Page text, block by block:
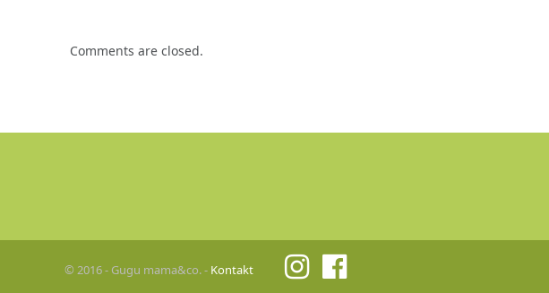
Comments are closed.
© 2016 - Gugu mama&co. - Kontakt